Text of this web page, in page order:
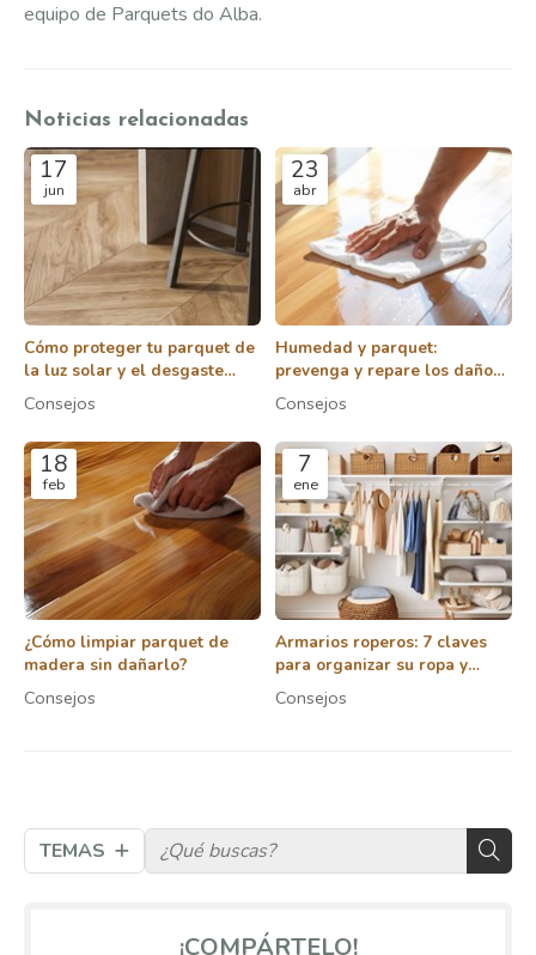
TEMAS
equipo de Parquets do Alba.
Noticias relacionadas
17
jun
Cómo proteger tu parquet de
la luz solar y el desgaste
diario
Consejos
23
abr
Humedad y parquet:
prevenga y repare los daños
en su suelo de madera
Consejos
18
feb
¿Cómo limpiar parquet de
madera sin dañarlo?
Consejos
7
ene
Armarios roperos: 7 claves
para organizar su ropa y
accesorios de forma eficiente
Consejos
¡COMPÁRTELO!